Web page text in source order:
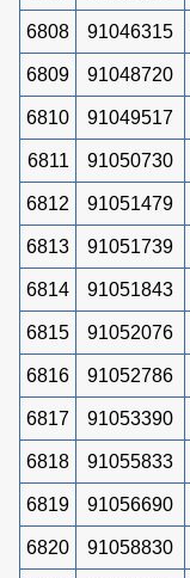
6808 91046315
6809 91048720
6810 91049517
6811 91050730
6812 91051479
6813 91051739
6814 91051843
6815 91052076
6816 91052786
6817 91053390
6818 91055833
6819 91056690
6820 91058830